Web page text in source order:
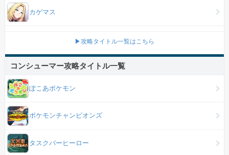
カゲマス
▶攻略タイトル一覧はこちら
コンシューマー攻略タイトル一覧
ぽこあポケモン
ポケモンチャンピオンズ
タスクバーヒーロー